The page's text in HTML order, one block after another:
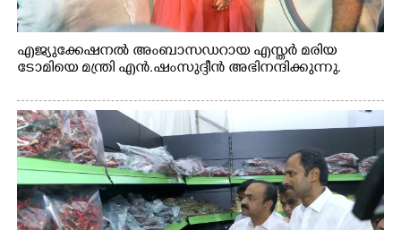
എജ്യുക്കേഷനൽ അംബാസഡറായ എസ്തർ മരിയ
ടോമിയെ മന്ത്രി എൻ.ഷംസുദ്ദീൻ അഭിനന്ദിക്കുന്നു.